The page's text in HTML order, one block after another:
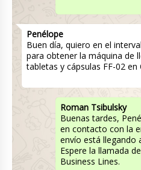
Penélope
Buen día, quiero en el
para obtener la máquina de
tabletas y cápsulas FF-02 en
Roman Tsibulsky
Buenas tardes,
en contacto con la
envío está llegando
Espere la llamada
Business Lines.